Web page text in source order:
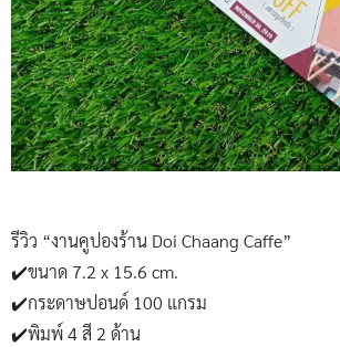
รีวิว “งานคูปองร้าน Doi Chaang Caffe”
✔️ขนาด 7.2 x 15.6 cm.
✔️กระดาษปอนด์ 100 แกรม
✔️พิมพ์ 4 สี 2 ด้าน